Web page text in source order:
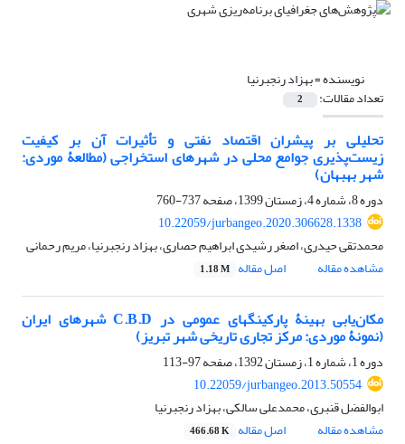
نویسنده =بهزاد رنجبرنیا
تعداد مقالات: 2
تحلیلی بر پیشران اقتصاد نفتی و تأثیرات آن بر کیفیت
زیست‌پذیری جوامع محلی در شهرهای استخراجی (مطالعۀ موردی:
شهر بهبهان)
دوره 8، شماره 4، زمستان 1399، صفحه
737-760
10.22059/jurbangeo.2020.306628.1338
محمدتقی حیدری، اصغر رشیدی ابراهیم حصاری، بهزاد رنجبرنیا، مریم رحمانی
مشاهده مقاله
اصل مقاله 1.18 M
مکان‌یابی بهینۀ پارکینگ‏های عمومی در C.B.D شهرهای ایران
(نمونۀ موردی: مرکز تجاری تاریخی شهر تبریز)
دوره 1، شماره 1، زمستان 1392، صفحه
97-113
10.22059/jurbangeo.2013.50554
ابوالفضل قنبری، محمدعلی سالکی، بهزاد رنجبرنیا
مشاهده مقاله
اصل مقاله 466.68 K